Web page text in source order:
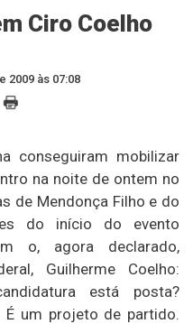
Ciro Coelho
2009 às 07:08
conseguiram mobilizar
na noite de ontem no
de Mendonça Filho e do
do início do evento
o, agora declarado,
Guilherme Coelho:
está posta?
É um projeto de partido.